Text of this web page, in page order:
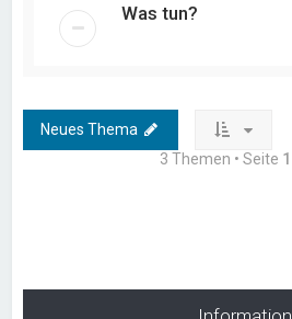
Was tun?
Neues Thema
3 Themen • Seite 1